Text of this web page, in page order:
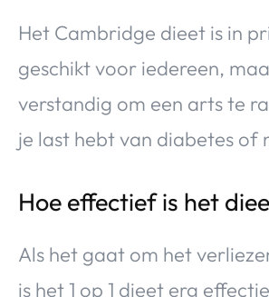
Het Cambridge dieet is in
geschikt voor iedereen,
verstandig om een arts te
je last hebt van diabetes of
Hoe effectief is het
Als het gaat om het
is het 1 op 1 dieet erg